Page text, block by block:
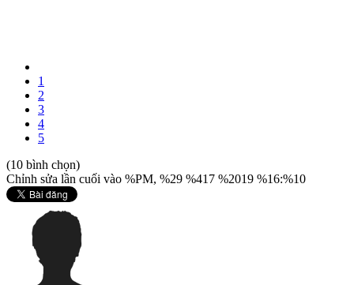
1
2
3
4
5
(10 bình chọn)
Chỉnh sửa lần cuối vào %PM, %29 %417 %2019 %16:%10